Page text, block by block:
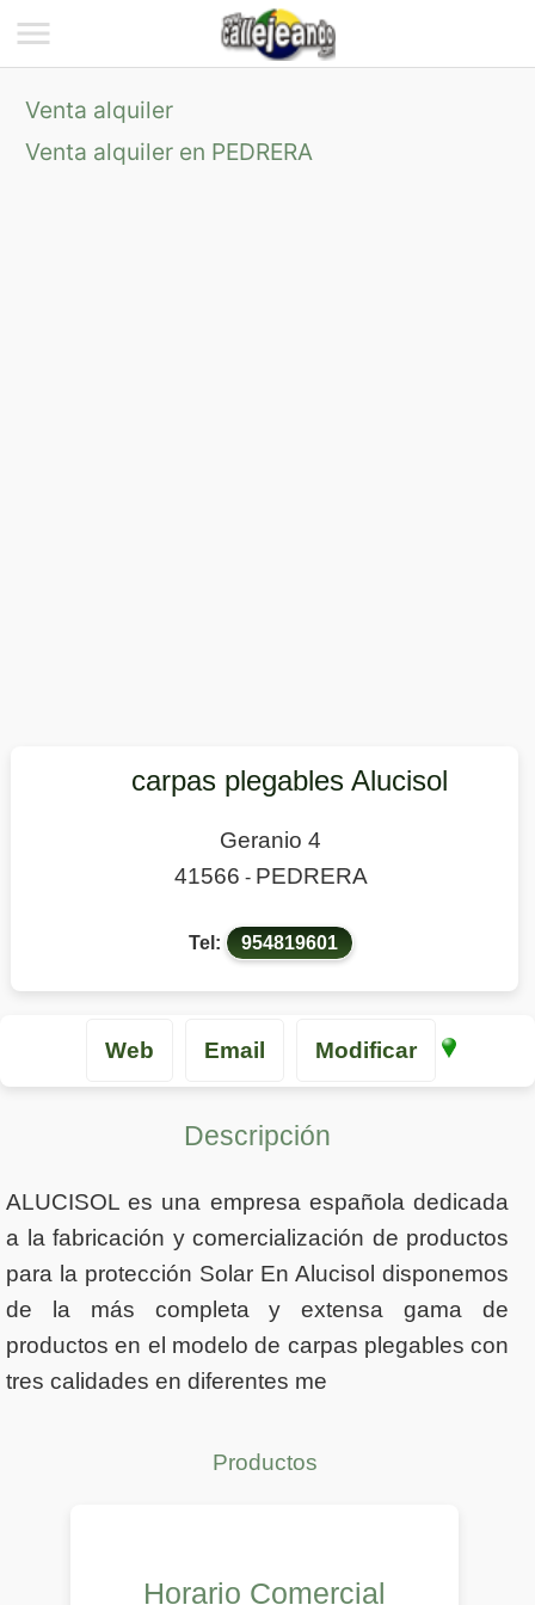
Venta alquiler
Venta alquiler en PEDRERA
carpas plegables Alucisol
Geranio 4
41566 - PEDRERA
Tel: 954819601
Web Email Modificar
Descripción
ALUCISOL es una empresa española dedicada
a la fabricación y comercialización de productos
para la protección Solar En Alucisol disponemos
de la más completa y extensa gama de
productos en el modelo de carpas plegables con
tres calidades en diferentes me
Productos
Horario Comercial